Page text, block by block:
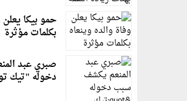
حمو بيكا
بكلمات مؤثرة
صبري عبد
دخوله "تيك